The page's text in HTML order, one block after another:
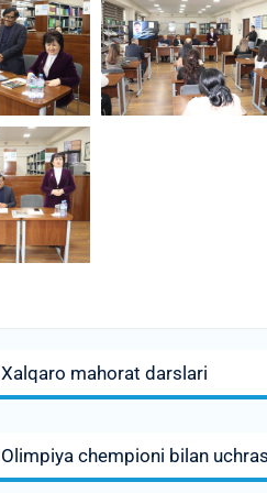
Previous
post:
Xalqaro mahorat darslari
Next
post:
Olimpiya chempioni bilan